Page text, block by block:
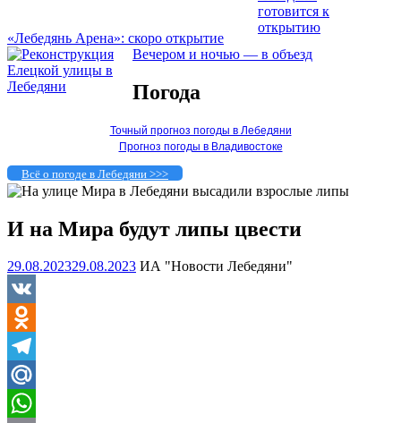
«Лебедянь Арена»: скоро открытие
Вечером и ночью — в объезд
Погода
Точный прогноз погоды в Лебедяни
Прогноз погоды в Владивостоке
Всё о погоде в Лебедяни >>>
И на Мира будут липы цвести
29.08.202329.08.2023 ИА "Новости Лебедяни"
VK
Odnoklassniki
Telegram
Mail.Ru